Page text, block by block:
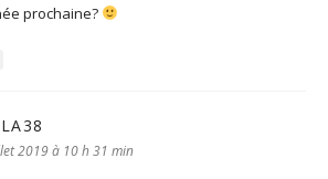
prochaine?
2019 à 10 h 31 min